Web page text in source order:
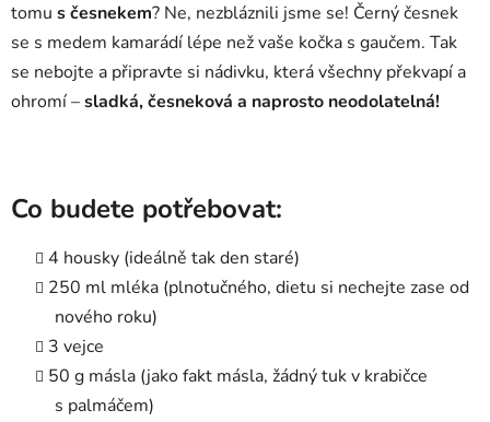
tomu s česnekem? Ne, nezbláznili jsme se! Černý česnek
se s medem kamarádí lépe než vaše kočka s gaučem. Tak
se nebojte a připravte si nádivku, která všechny překvapí a
ohromí –sladká, česneková a naprosto neodolatelná!
Co budete potřebovat:
4 housky (ideálně tak den staré)
250 ml mléka (plnotučného, dietu si nechejte zase od
nového roku)
3 vejce
50 g másla (jako fakt másla, žádný tuk v krabičce
s palmáčem)